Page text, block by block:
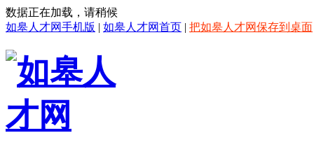
数据正在加载，请稍候
如皋人才网手机版 | 如皋人才网首页 | 把如皋人才网保存到桌面